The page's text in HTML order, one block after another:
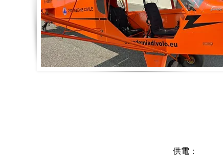
供電：